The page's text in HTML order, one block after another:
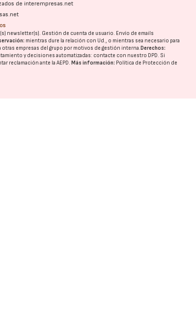
de interempresas.net
newsletter(s). Gestión de cuenta de usuario. Envío de emails
mientras dure la relación con Ud., o mientras sea necesario para
otras empresas del grupo por motivos de gestión interna.Derechos:
y decisiones automatizadas: contacte con nuestro DPD. Si
reclamación ante laAEPD.Más información: Política de Protección de